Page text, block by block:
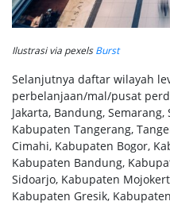
Ilustrasi via pexelsBurst
Selanjutnya daftar wilayah
perbelanjaan/mal/pusat
Jakarta, Bandung,
Kabupaten Tangerang,
Cimahi, Kabupaten Bogor,
Kabupaten Bandung,
Sidoarjo, Kabupaten
Kabupaten Gresik,